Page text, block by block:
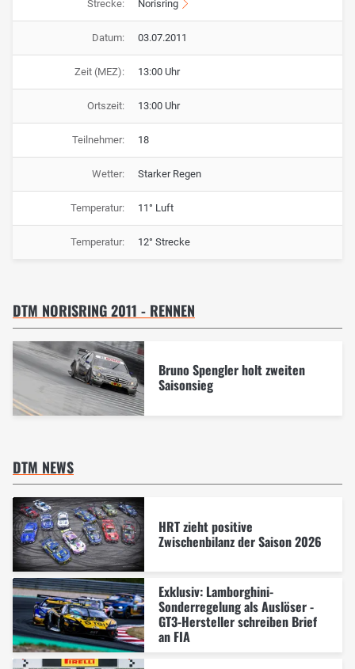
Strecke: Norisring
Datum: 03.07.2011
Zeit (MEZ): 13:00 Uhr
Ortszeit: 13:00 Uhr
Teilnehmer: 18
Wetter: Starker Regen
Temperatur: 11° Luft
Temperatur: 12° Strecke
DTM NORISRING 2011 - RENNEN
Bruno Spengler holt zweiten
Saisonsieg
DTM NEWS
HRT zieht positive
Zwischenbilanz der Saison 2026
Exklusiv: Lamborghini-
Sonderregelung als Auslöser -
GT3-Hersteller schreiben Brief
an FIA